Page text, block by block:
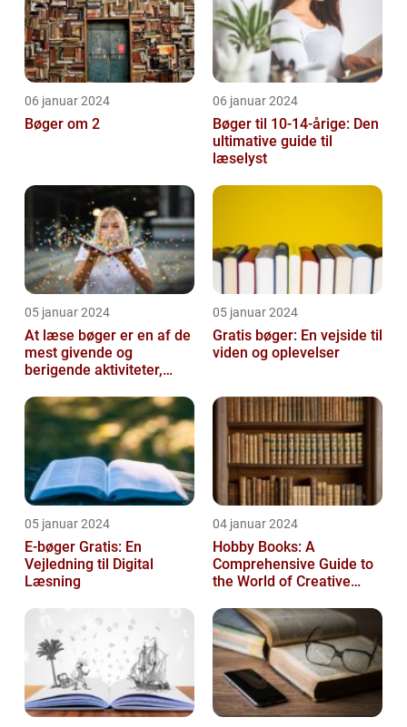
06 januar 2024
Bøger om 2
06 januar 2024
Bøger til 10-14-årige: Den
ultimative guide til
læselyst
05 januar 2024
At læse bøger er en af de
mest givende og
berigende aktiviteter,
05 januar 2024
Gratis bøger: En vejside til
viden og oplevelser
05 januar 2024
E-bøger Gratis: En
Vejledning til Digital
Læsning
04 januar 2024
Hobby Books: A
Comprehensive Guide to
the World of Creative